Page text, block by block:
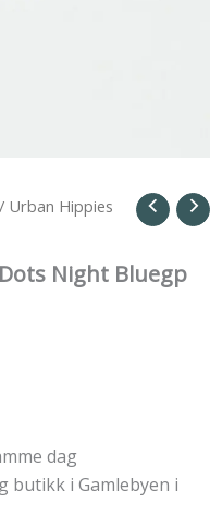
/ Urban Hippies
Night Bluegp
dag
butikk i Gamlebyen i